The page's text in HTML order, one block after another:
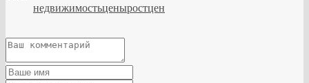
недвижимостьценыростцен